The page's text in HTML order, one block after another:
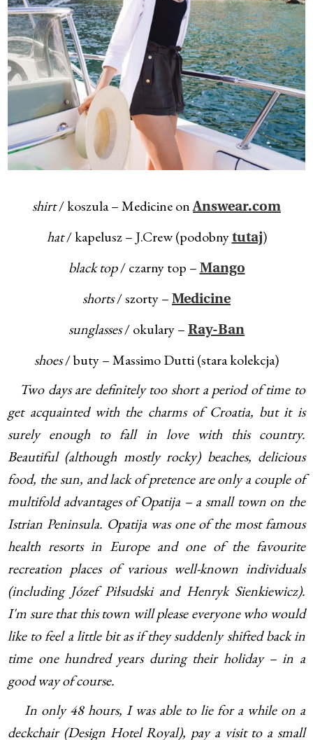
shirt/ koszula – Medicine onAnswear.com
hat/ kapelusz – J.Crew (podobny tutaj)
black top/ czarny top – Mango
shorts/ szorty – Medicine
sunglasses/ okulary – Ray-Ban
shoes/ buty – Massimo Dutti (stara kolekcja)
Two days are definitely too short a period of time to
get acquainted with the charms of Croatia, but it is
surely enough to fall in love with this country.
Beautiful (although mostly rocky) beaches, delicious
food, the sun, and lack of pretence are only a couple of
multifold advantages of Opatija – a small town on the
Istrian Peninsula. Opatija was one of the most famous
health resorts in Europe and one of the favourite
recreation places of various well-known individuals
(including Józef Piłsudski and Henryk Sienkiewicz).
I'm sure that this town will please everyone who would
like to feel a little bit as if they suddenly shifted back in
time one hundred years during their holiday – in a
good way of course.
In only 48 hours, I was able to lie for a while on a
deckchair (Design Hotel Royal), pay a visit to a small